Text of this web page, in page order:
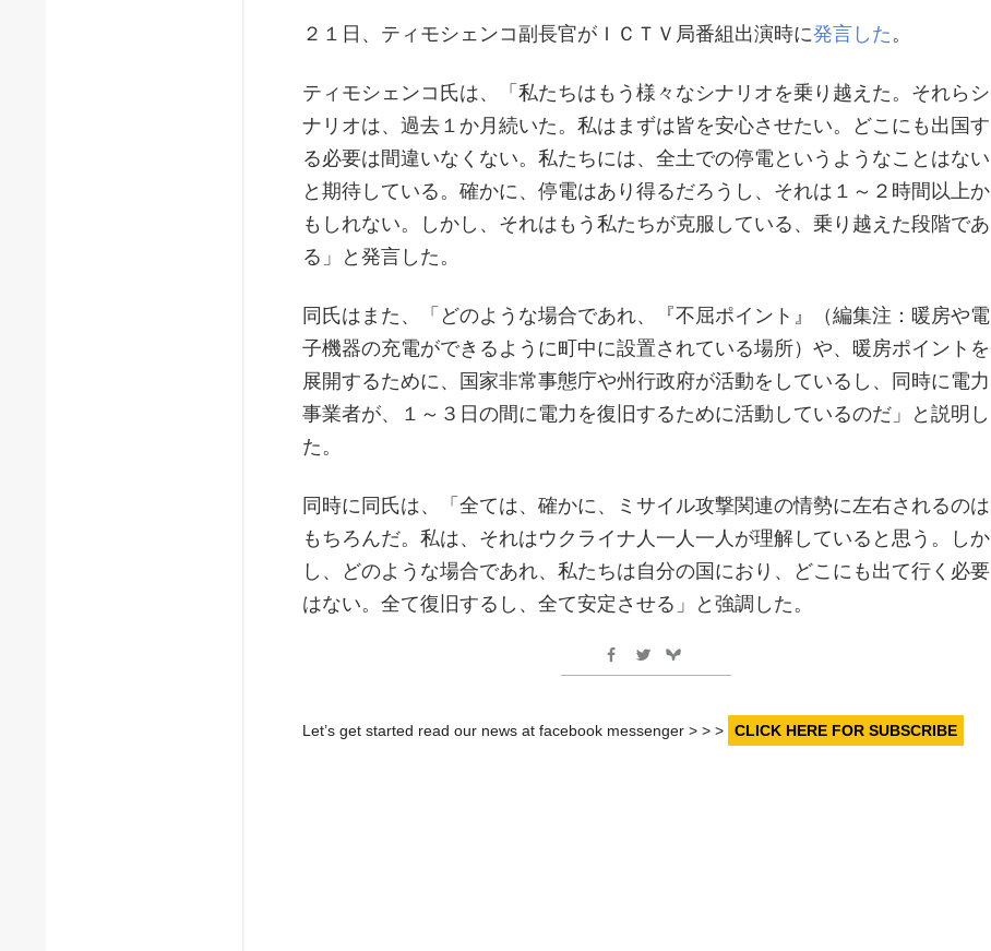
２１日、ティモシェンコ副長官がＩＣＴＶ局番組出演時に発言した 。
ティモシェンコ氏は、「私たちはもう様々なシナリオを乗り越えた。それらシ
ナリオは、過去１か月続いた。私はまずは皆を安心させたい。どこにも出国す
る必要は間違いなくない。私たちには、全土での停電というようなことはない
と期待している。確かに、停電はあり得るだろうし、それは１～２時間以上か
もしれない。しかし、それはもう私たちが克服している、乗り越えた段階であ
る」と発言した。
同氏はまた、「どのような場合であれ、『不屈ポイント』（編集注：暖房や電
子機器の充電ができるように町中に設置されている場所）や、暖房ポイントを
展開するために、国家非常事態庁や州行政府が活動をしているし、同時に電力
事業者が、１～３日の間に電力を復旧するために活動しているのだ」と説明し
た。
同時に同氏は、「全ては、確かに、ミサイル攻撃関連の情勢に左右されるのは
もちろんだ。私は、それはウクライナ人一人一人が理解していると思う。しか
し、どのような場合であれ、私たちは自分の国におり、どこにも出て行く必要
はない。全て復旧するし、全て安定させる」と強調した。
Let’s get started read our news at facebook messenger > > > CLICK HERE FOR SUBSCRIBE